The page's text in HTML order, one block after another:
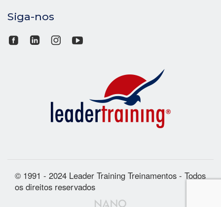
Siga-nos
© 1991 - 2024 Leader Training Treinamentos - Todos
os direitos reservados